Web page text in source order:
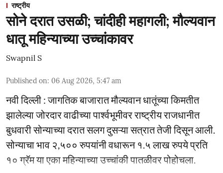
राष्ट्रीय
सोने दरात उसळी; चांदीही महागली; मौल्यवान
धातू महिन्याच्या उच्चांकावर
Swapnil S
Published on: 06 Aug 2026, 5:47 am
नवी दिल्ली : जागतिक बाजारात मौल्यवान धातूंच्या किमतीत
झालेल्या जोरदार वाढीच्या पार्श्वभूमीवर राष्ट्रीय राजधानीत
बुधवारी सोन्याच्या दरात सलग दुसऱ्या सत्रात तेजी दिसून आली.
सोन्याचा भाव २,५०० रुपयांनी वधारून १.५ लाख रुपये प्रति
१० ग्रॅम या एका महिन्याच्या उच्चांकी पातळीवर पोहोचला.